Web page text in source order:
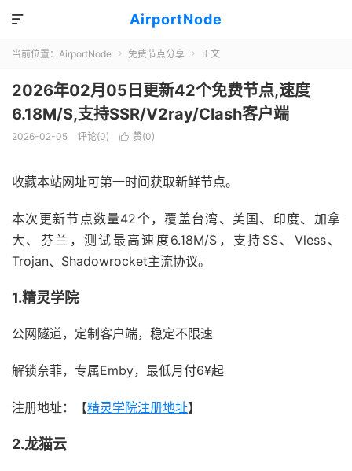
AirportNode

当前位置： AirportNode  免费节点分享  正文
2026年02月05日更新42个免费节点,速度
6.18M/S,支持SSR/V2ray/Clash客户端
2026-02-05 评论(0)  赞(0)
收藏本站网址可第一时间获取新鲜节点。
本次更新节点数量42个，覆盖台湾、美国、印度、加拿
大、芬兰，测试最高速度6.18M/S，支持SS、Vless、
Trojan、Shadowrocket主流协议。
1.精灵学院
公网隧道，定制客户端，稳定不限速
解锁奈菲，专属Emby，最低月付6¥起
注册地址：【精灵学院注册地址】
2.龙猫云